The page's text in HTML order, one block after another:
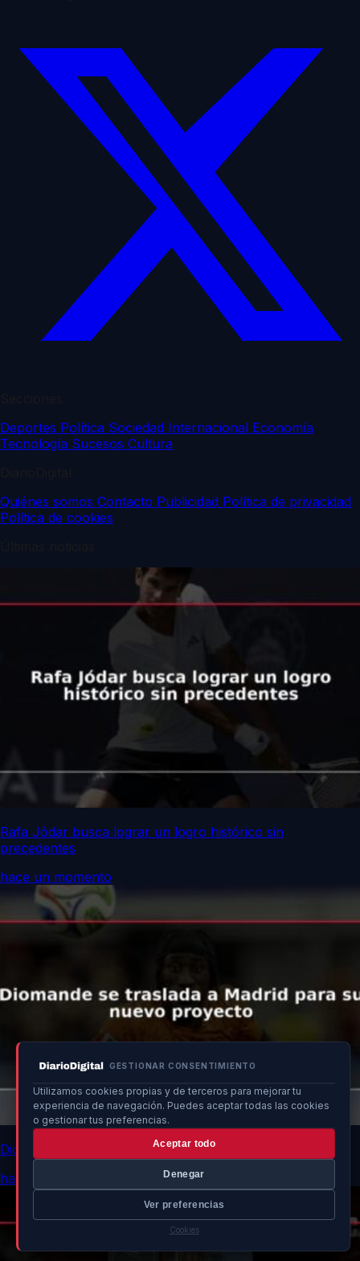
GESTIONAR CONSENTIMIENTO
Utilizamos cookies propias y de terceros para mejorar tu
experiencia de navegación. Puedes aceptar todas las cookies
o gestionar tus preferencias.
Aceptar todo
Denegar
Ver preferencias
Cookies
Deportes Política Sociedad Internacional Economía
Tecnología Sucesos Cultura
Quiénes somos Contacto Publicidad Política de privacidad
Política de cookies
Rafa Jódar busca lograr un logro histórico sin
precedentes
hace un momento
Diomande se traslada a Madrid para su nuevo proyecto
hace un momento